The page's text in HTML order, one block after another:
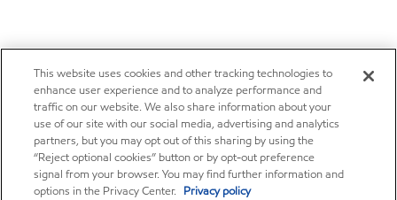
This website uses cookies and other tracking technologies to
enhance user experience and to analyze performance and
traffic on our website. We also share information about your
use of our site with our social media, advertising and analytics
partners, but you may opt out of this sharing by using the
“Reject optional cookies” button or by opt-out preference
signal from your browser. You may find further information and
options in the Privacy Center. Privacy policy